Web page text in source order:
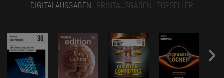
DIGITALAUSGABEN PRINTAUSGABEN TOPSELLER